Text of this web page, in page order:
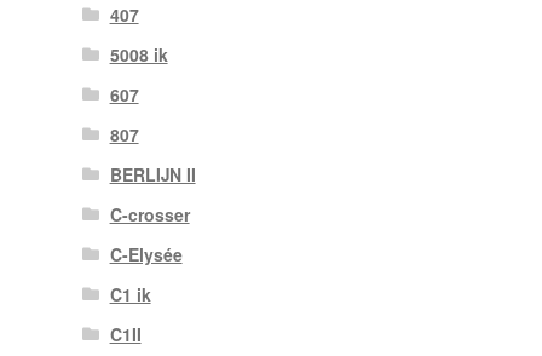
407
5008 ik
607
807
BERLIJN II
C-crosser
C-Elysée
C1 ik
C1II